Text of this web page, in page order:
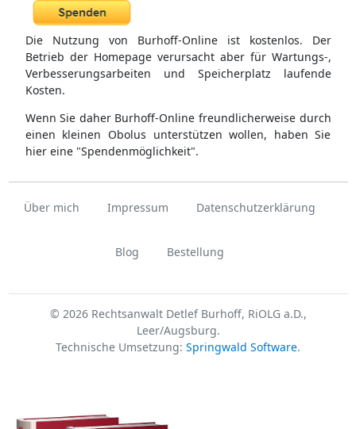
Die Nutzung von Burhoff-Online ist kostenlos. Der
Betrieb der Homepage verursacht aber für Wartungs-,
Verbesserungsarbeiten und Speicherplatz laufende
Kosten.
Wenn Sie daher Burhoff-Online freundlicherweise durch
einen kleinen Obolus unterstützen wollen, haben Sie
hier eine "Spendenmöglichkeit".
Über mich Impressum Datenschutzerklärung
Blog Bestellung
© 2026 Rechtsanwalt Detlef Burhoff, RiOLG a.D.,
Leer/Augsburg.
Technische Umsetzung: Springwald Software.